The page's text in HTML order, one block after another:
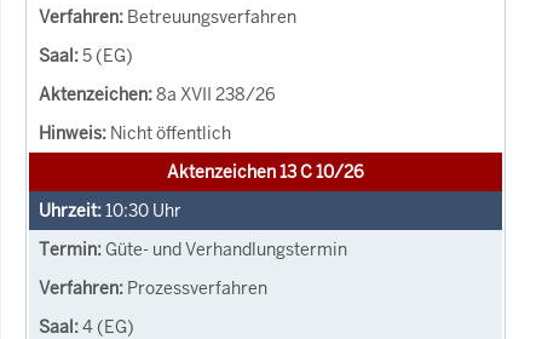
Betreuungsverfahren
5 (EG)
8a XVII 238/26
Nicht öffentlich
Aktenzeichen 13 C 10/26
10:30 Uhr
Güte- und Verhandlungstermin
Prozessverfahren
4 (EG)